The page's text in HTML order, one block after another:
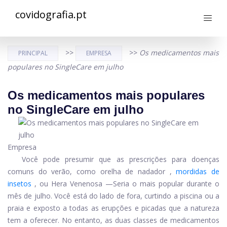
covidografia.pt
PRINCIPAL >> EMPRESA >> Os medicamentos mais
populares no SingleCare em julho
Os medicamentos mais populares
no SingleCare em julho
Empresa
Você pode presumir que as prescrições para doenças
comuns do verão, como orelha de nadador , mordidas de
insetos , ou Hera Venenosa —Seria o mais popular durante o
mês de julho. Você está do lado de fora, curtindo a piscina ou a
praia e exposto a todas as erupções e picadas que a natureza
tem a oferecer. No entanto, as duas classes de medicamentos